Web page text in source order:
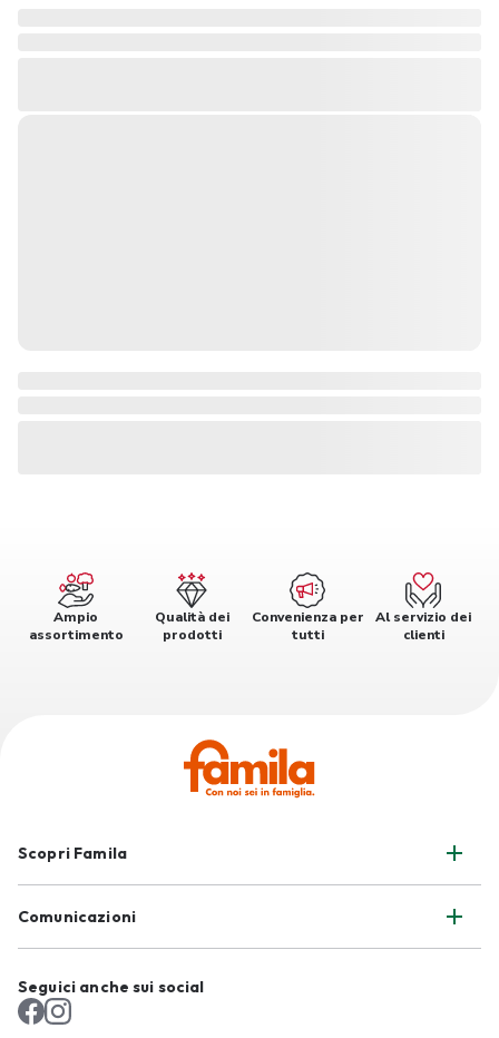
Ampio
assortimento
Qualità dei
prodotti
Convenienza per
tutti
Al servizio dei
clienti
Scopri Famila
Comunicazioni
Seguici anche sui social